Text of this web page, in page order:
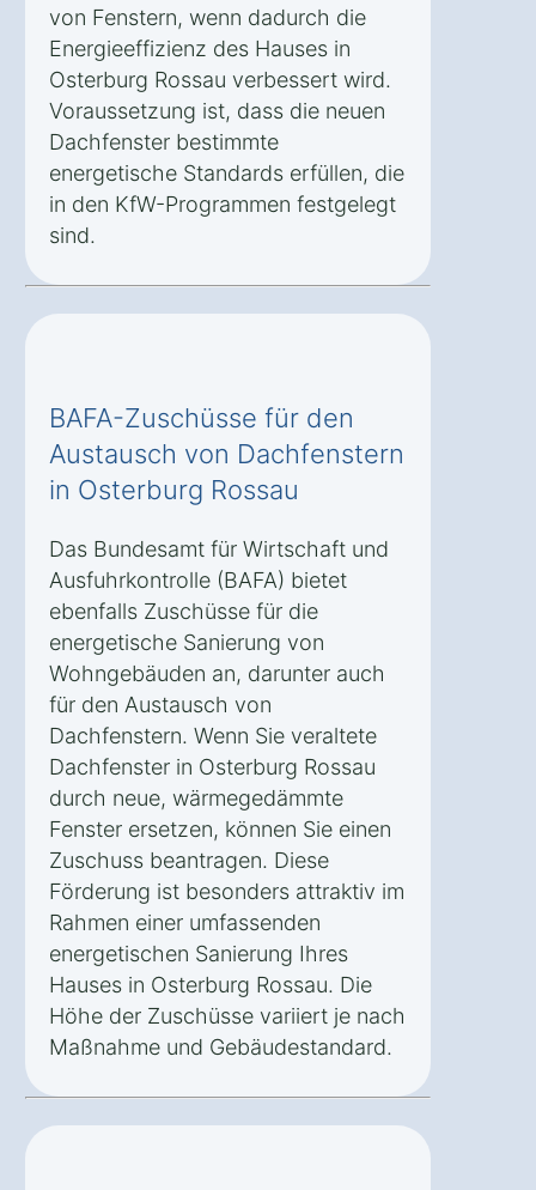
von Fenstern, wenn dadurch die
Energieeffizienz des Hauses in
Osterburg Rossau verbessert wird.
Voraussetzung ist, dass die neuen
Dachfenster bestimmte
energetische Standards erfüllen, die
in den KfW-Programmen festgelegt
sind.
BAFA-Zuschüsse für den
Austausch von Dachfenstern
in Osterburg Rossau
Das Bundesamt für Wirtschaft und
Ausfuhrkontrolle (BAFA) bietet
ebenfalls Zuschüsse für die
energetische Sanierung von
Wohngebäuden an, darunter auch
für den Austausch von
Dachfenstern. Wenn Sie veraltete
Dachfenster in Osterburg Rossau
durch neue, wärmegedämmte
Fenster ersetzen, können Sie einen
Zuschuss beantragen. Diese
Förderung ist besonders attraktiv im
Rahmen einer umfassenden
energetischen Sanierung Ihres
Hauses in Osterburg Rossau. Die
Höhe der Zuschüsse variiert je nach
Maßnahme und Gebäudestandard.